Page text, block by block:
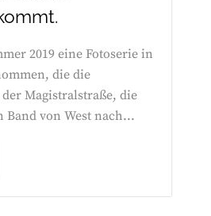
2019 eine Fotoserie in
die die
Magistralstraße, die
Band von West nach...